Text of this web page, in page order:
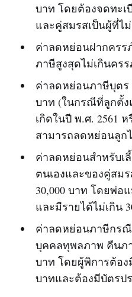
บาท โดยต้องจดทะเ
และคู่สมรสเป็นผู้ที่ไ
ค่าลดหย่อนฝากคร
ภาษีสูงสุดไม่เกินครร
ค่าลดหย่อนภาษีบุตร
บาท (ในกรณีที่ลูกตั้
เกิดในปี พ.ศ. 2561
สามารถลดหย่อนลูก
ค่าลดหย่อนสำหรับเ
ตนเองและของคู่สม
30,000 บาท โดยพ่อ
และมีรายได้ไม่เกิน
ค่าลดหย่อนภาษีกร
บุคคลทุพลภาพ คืนภ
บาท โดยผู้พิการต้อง
บาทและต้องมีบัตรป